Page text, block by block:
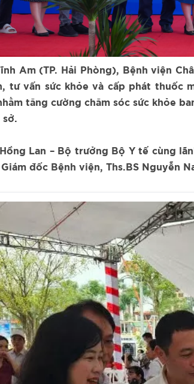
Am (TP. Hải Phòng), Bệnh viện
tư vấn sức khỏe và cấp phát
tăng cường chăm sóc sức khỏe
sở.
Lan – Bộ trưởng Bộ Y tế cùng
đốc Bệnh viện, Ths.BS Nguyễn